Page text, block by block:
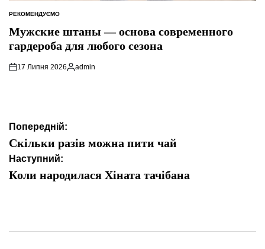
ОПУБЛІКУВАТИ
У
РЕКОМЕНДУЄМО
Мужские штаны — основа современного
гардероба для любого сезона
17 Липня 2026
Опубліковано
admin
Навігація
записів
Попередній:
Скільки разів можна пити чай
Наступний:
Коли народилася Хіната тачібана